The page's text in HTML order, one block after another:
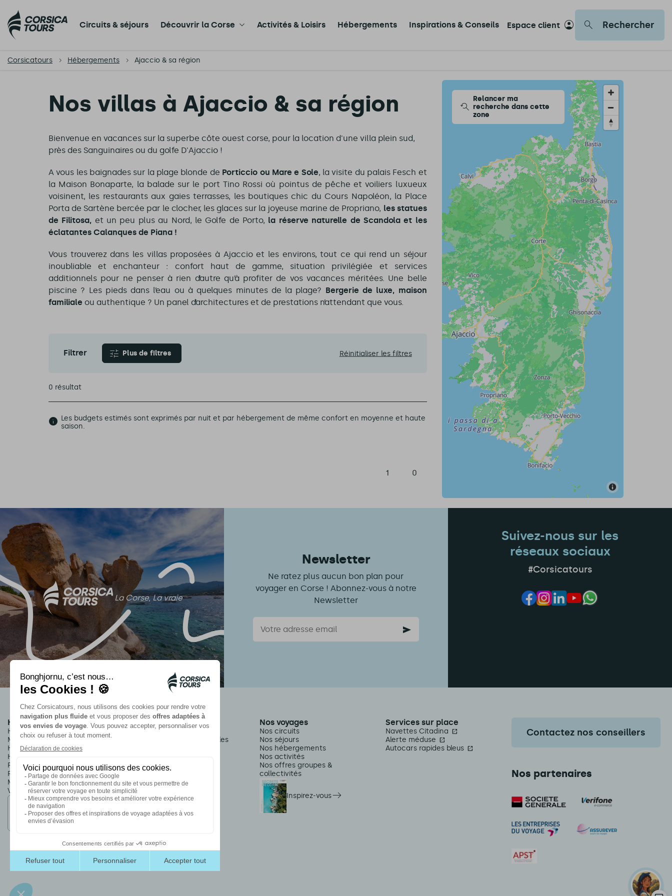
Circuits & séjours Découvrir la Corse Activités & Loisirs Hébergements Inspirations & Conseils Espace client Rechercher
Corsicatours Hébergements Ajaccio & sa région
Nos villas à Ajaccio & sa région
Bienvenue en vacances sur la superbe côte ouest corse, pour la location d'une villa plein sud,
près des Sanguinaires ou du golfe D'Ajaccio !
A vous les baignades sur la plage blonde de Porticcio ou Mare e Sole, la visite du palais Fesch et
la Maison Bonaparte, la balade sur le port Tino Rossi où pointus de pêche et voiliers luxueux
voisinent, les restaurants aux gaies terrasses, les boutiques chic du Cours Napoléon, la Place
Porta de Sartène bercée par le clocher, les glaces sur la joyeuse marine de Propriano, les statues
de Filitosa, et un peu plus au Nord, le Golfe de Porto, la réserve naturelle de Scandola et les
éclatantes Calanques de Piana !
Vous trouverez dans les villas proposées à Ajaccio et les environs, tout ce qui rend un séjour
inoubliable et enchanteur : confort haut de gamme, situation privilégiée et services
additionnels pour ne penser à rien d’autre qu’à profiter de vos vacances méritées. Une belle
piscine ? Les pieds dans l’eau ou à quelques minutes de la plage? Bergerie de luxe, maison
familiale ou authentique ? Un panel d’architectures et de prestations n’attendant que vous.
Filtrer Réinitialiser les filtres
Plus de filtres
0 résultat
Les budgets estimés sont exprimés par nuit et par hébergement de même confort en moyenne et haute
saison.
1 0
Relancer ma
recherche dans cette
zone
La Corse, La vraie
Newsletter
Ne ratez plus aucun bon plan pour
voyager en Corse ! Abonnez-vous à notre
Newsletter
Courriel
Suivez-nous sur les
réseaux sociaux
#Corsicatours
Hébergements du groupe
Hôtel Club*** & Résidence
Marina Viva
Hôtel**** Roi Théodore
Hôtel**** Campo dell'Oro
Résidence*** Royal Palm
Résidence*** Campo Di
Mare
Village*** Paese Di Lava
Membre du
groupe Ettori
Informations
Qui sommes-nous ?
Nos engagements durables
Conditions de ventes
Nos voyages
Nos circuits
Nos séjours
Nos hébergements
Nos activités
Nos offres groupes &
collectivités
Inspirez-vous
Services sur place
Navettes Citadina
Alerte méduse
Autocars rapides bleus
Contactez nos conseillers
Nos partenaires